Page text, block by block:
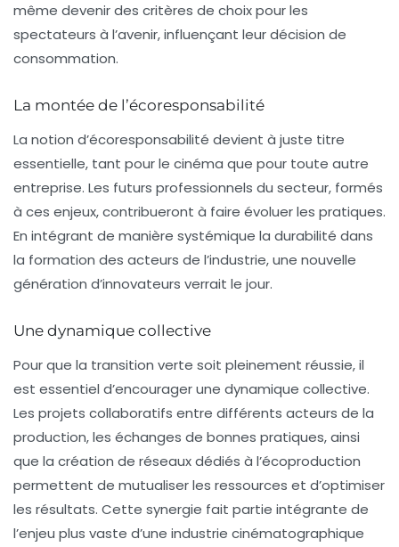
même devenir des critères de choix pour les
spectateurs à l’avenir, influençant leur décision de
consommation.
La montée de l’écoresponsabilité
La notion d’écoresponsabilité devient à juste titre
essentielle, tant pour le cinéma que pour toute autre
entreprise. Les futurs professionnels du secteur, formés
à ces enjeux, contribueront à faire évoluer les pratiques.
En intégrant de manière systémique la durabilité dans
la formation des acteurs de l’industrie, une nouvelle
génération d’innovateurs verrait le jour.
Une dynamique collective
Pour que la transition verte soit pleinement réussie, il
est essentiel d’encourager une dynamique collective.
Les projets collaboratifs entre différents acteurs de la
production, les échanges de bonnes pratiques, ainsi
que la création de réseaux dédiés à l’écoproduction
permettent de mutualiser les ressources et d’optimiser
les résultats. Cette synergie fait partie intégrante de
l’enjeu plus vaste d’une industrie cinématographique